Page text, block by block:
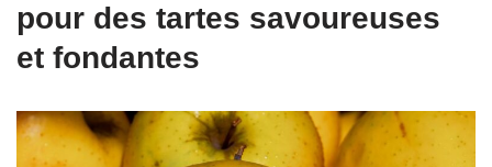
pour des tartes savoureuses
et fondantes